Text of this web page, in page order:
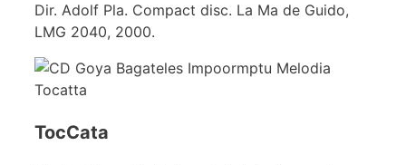
Dir. Adolf Pla. Compact disc. La Ma de Guido,
LMG 2040, 2000.
TocCata